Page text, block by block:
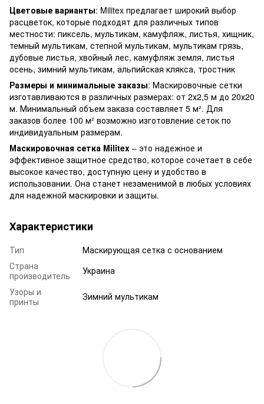
Цветовые варианты: Militex предлагает широкий выбор
расцветок, которые подходят для различных типов
местности: пиксель, мультикам, камуфляж, листья, хищник,
темный мультикам, степной мультикам, мультикам грязь,
дубовые листья, хвойный лес, камуфляж земля, листья
осень, зимний мультикам, альпийская клякса, тростник
Размеры и минимальные заказы: Маскировочные сетки
изготавливаются в различных размерах: от 2х2,5 м до 20х20
м. Минимальный объем заказа составляет 5 м². Для
заказов более 100 м² возможно изготовление сеток по
индивидуальным размерам.
Маскировочная сетка Militex – это надежное и
эффективное защитное средство, которое сочетает в себе
высокое качество, доступную цену и удобство в
использовании. Она станет незаменимой в любых условиях
для надежной маскировки и защиты.
Характеристики
Тип
Маскирующая сетка с основанием
Страна
производитель
Украина
Узоры и
принты
Зимний мультикам